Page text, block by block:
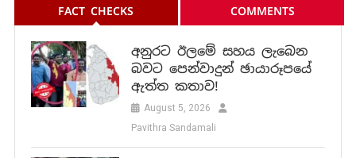
FACT CHECKS COMMENTS
අනුරට ඊලමේ සහය ලැබෙන
බවට පෙන්වාදුන් ඡායාරූපයේ
ඇත්ත කතාව!
August 5, 2026
Pavithra Sandamali